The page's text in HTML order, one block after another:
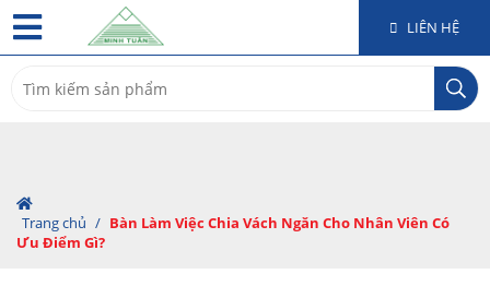
LIÊN HỆ
for:
Trang chủ / Bàn Làm Việc Chia Vách Ngăn Cho Nhân Viên Có
Ưu Điểm Gì?